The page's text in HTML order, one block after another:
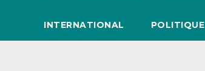
INTERNATIONAL POLITIQUE